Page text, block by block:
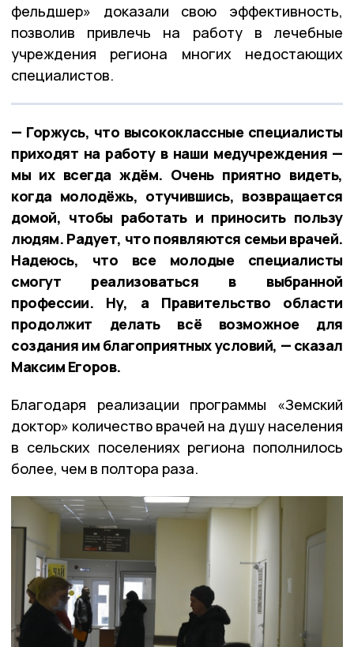
фельдшер» доказали свою эффективность,
позволив привлечь на работу в лечебные
учреждения региона многих недостающих
специалистов.
— Горжусь, что высококлассные специалисты
приходят на работу в наши медучреждения —
мы их всегда ждём. Очень приятно видеть,
когда молодёжь, отучившись, возвращается
домой, чтобы работать и приносить пользу
людям. Радует, что появляются семьи врачей.
Надеюсь, что все молодые специалисты
смогут реализоваться в выбранной
профессии. Ну, а Правительство области
продолжит делать всё возможное для
создания им благоприятных условий, — сказал
Максим Егоров.
Благодаря реализации программы «Земский
доктор» количество врачей на душу населения
в сельских поселениях региона пополнилось
более, чем в полтора раза.